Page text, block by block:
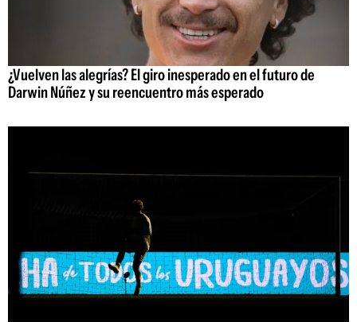
¿Vuelven las alegrías? El giro inesperado en el futuro de
Darwin Núñez y su reencuentro más esperado